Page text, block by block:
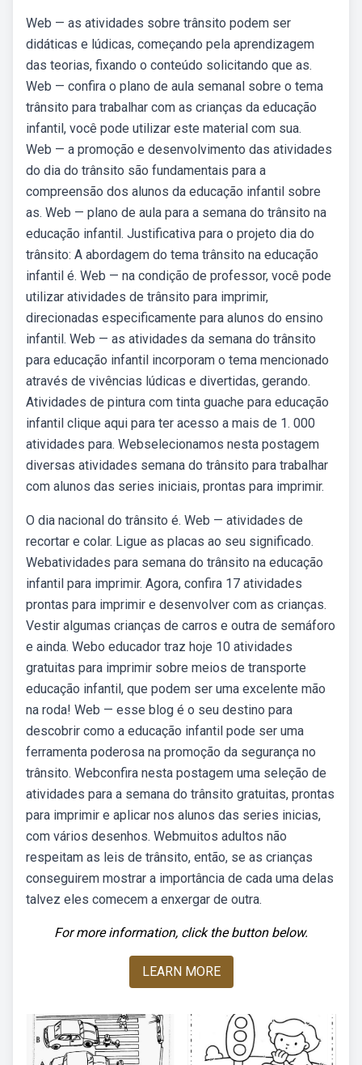
Web — as atividades sobre trânsito podem ser
didáticas e lúdicas, começando pela aprendizagem
das teorias, fixando o conteúdo solicitando que as.
Web — confira o plano de aula semanal sobre o tema
trânsito para trabalhar com as crianças da educação
infantil, você pode utilizar este material com sua.
Web — a promoção e desenvolvimento das atividades
do dia do trânsito são fundamentais para a
compreensão dos alunos da educação infantil sobre
as. Web — plano de aula para a semana do trânsito na
educação infantil. Justificativa para o projeto dia do
trânsito: A abordagem do tema trânsito na educação
infantil é. Web — na condição de professor, você pode
utilizar atividades de trânsito para imprimir,
direcionadas especificamente para alunos do ensino
infantil. Web — as atividades da semana do trânsito
para educação infantil incorporam o tema mencionado
através de vivências lúdicas e divertidas, gerando.
Atividades de pintura com tinta guache para educação
infantil clique aqui para ter acesso a mais de 1. 000
atividades para. Webselecionamos nesta postagem
diversas atividades semana do trânsito para trabalhar
com alunos das series iniciais, prontas para imprimir.
O dia nacional do trânsito é. Web — atividades de
recortar e colar. Ligue as placas ao seu significado.
Webatividades para semana do trânsito na educação
infantil para imprimir. Agora, confira 17 atividades
prontas para imprimir e desenvolver com as crianças.
Vestir algumas crianças de carros e outra de semáforo
e ainda. Webo educador traz hoje 10 atividades
gratuitas para imprimir sobre meios de transporte
educação infantil, que podem ser uma excelente mão
na roda! Web — esse blog é o seu destino para
descobrir como a educação infantil pode ser uma
ferramenta poderosa na promoção da segurança no
trânsito. Webconfira nesta postagem uma seleção de
atividades para a semana do trânsito gratuitas, prontas
para imprimir e aplicar nos alunos das series inicias,
com vários desenhos. Webmuitos adultos não
respeitam as leis de trânsito, então, se as crianças
conseguirem mostrar a importância de cada uma delas
talvez eles comecem a enxergar de outra.
For more information, click the button below.
LEARN MORE